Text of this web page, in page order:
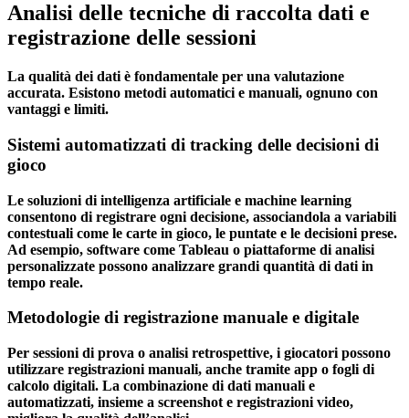
Analisi delle tecniche di raccolta dati e
registrazione delle sessioni
La qualità dei dati è fondamentale per una valutazione
accurata. Esistono metodi automatici e manuali, ognuno con
vantaggi e limiti.
Sistemi automatizzati di tracking delle decisioni di
gioco
Le soluzioni di intelligenza artificiale e machine learning
consentono di registrare ogni decisione, associandola a variabili
contestuali come le carte in gioco, le puntate e le decisioni prese.
Ad esempio, software come Tableau o piattaforme di analisi
personalizzate possono analizzare grandi quantità di dati in
tempo reale.
Metodologie di registrazione manuale e digitale
Per sessioni di prova o analisi retrospettive, i giocatori possono
utilizzare registrazioni manuali, anche tramite app o fogli di
calcolo digitali. La combinazione di dati manuali e
automatizzati, insieme a screenshot e registrazioni video,